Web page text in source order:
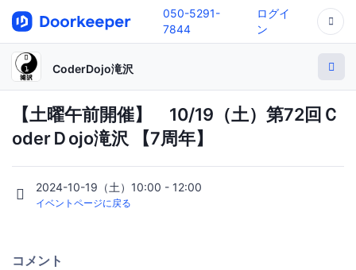
050-5291-
7844
ログイ
ン
CoderDojo滝沢
【土曜午前開催】 10/19（土）第72回Ｃ
oderＤojo滝沢 【7周年】
2024-10-19（土）10:00 - 12:00
イベントページに戻る
コメント